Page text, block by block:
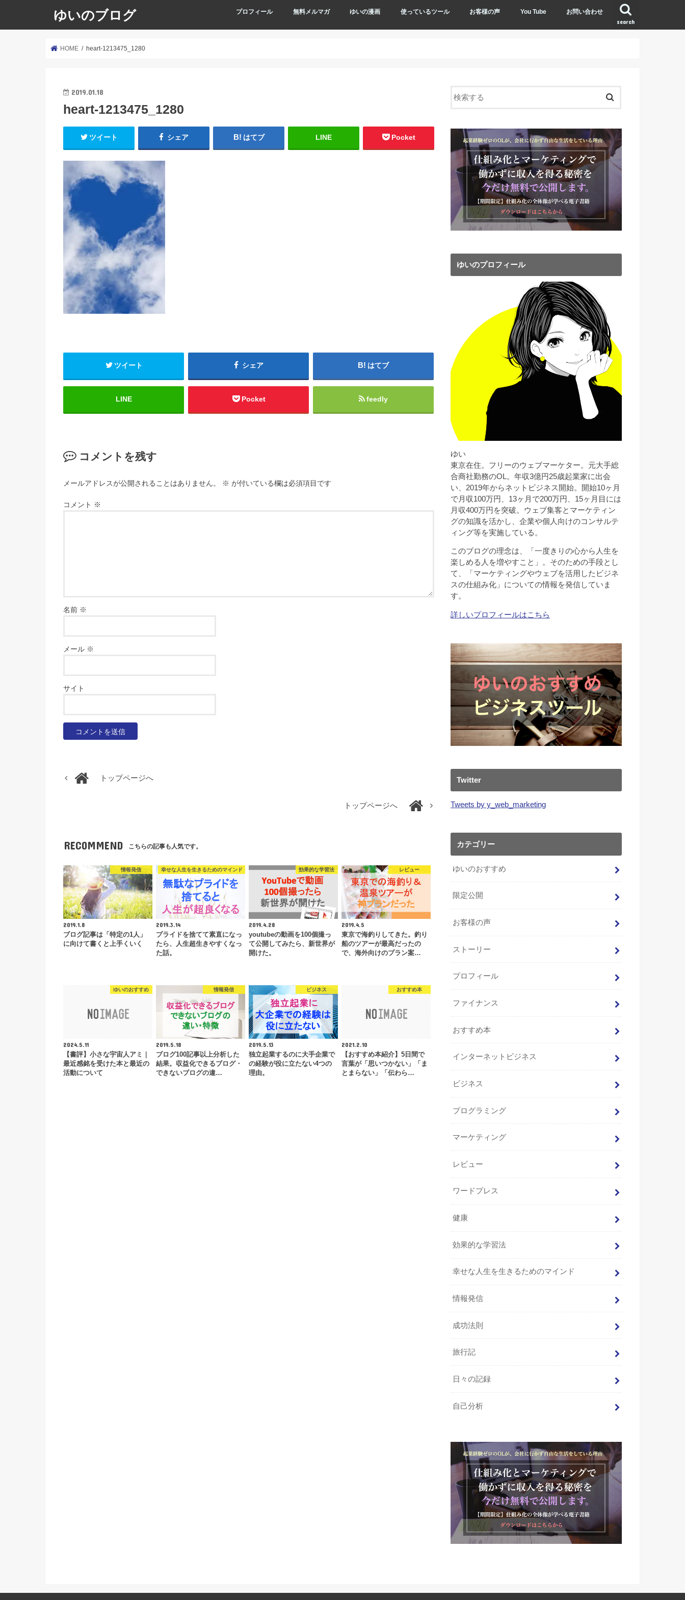
ゆいのブログ search
プロフィール 無料メルマガ ゆいの漫画 使っているツール お客様の声 You Tube お問い合わせ
HOME heart-1213475_1280
2019.01.18
heart-1213475_1280
ツイート シェア はてブ LINE Pocket
ツイート シェア はてブ
LINE Pocket feedly
コメントを残す
メールアドレスが公開されることはありません。 ※ が付いている欄は必須項目です
コメント ※
名前 ※
メール ※
サイト
トップページへ
トップページへ
RECOMMEND こちらの記事も人気です。
情報発信
2019.1.8
ブログ記事は「特定の1人」
に向けて書くと上手くいく
幸せな人生を生きるためのマインド
2019.3.14
プライドを捨てて素直になっ
たら、人生超生きやすくなっ
た話。
効果的な学習法
2019.4.28
youtubeの動画を100個撮っ
て公開してみたら、新世界が
開けた。
レビュー
2019.4.5
東京で海釣りしてきた。釣り
船のツアーが最高だったの
で、海外向けのプラン案…
ゆいのおすすめ
2024.5.11
【書評】小さな宇宙人アミ｜
最近感銘を受けた本と最近の
活動について
情報発信
2019.5.18
ブログ100記事以上分析した
結果。収益化できるブログ・
できないブログの違…
ビジネス
2019.5.13
独立起業するのに大手企業で
の経験が役に立たない4つの
理由。
おすすめ本
2021.2.10
【おすすめ本紹介】5日間で
言葉が「思いつかない」「ま
とまらない」「伝わら…
ゆいのプロフィール
ゆい
東京在住。フリーのウェブマーケター。元大手総
合商社勤務のOL。年収3億円25歳起業家に出会
い、2019年からネットビジネス開始。開始10ヶ月
で月収100万円、13ヶ月で200万円、15ヶ月目には
月収400万円を突破。ウェブ集客とマーケティン
グの知識を活かし、企業や個人向けのコンサルテ
ィング等を実施している。
このブログの理念は、「一度きりの心から人生を
楽しめる人を増やすこと」。そのための手段とし
て、「マーケティングやウェブを活用したビジネ
スの仕組み化」についての情報を発信していま
す。
詳しいプロフィールはこちら
Twitter
Tweets by y_web_marketing
カテゴリー
ゆいのおすすめ
限定公開
お客様の声
ストーリー
プロフィール
ファイナンス
おすすめ本
インターネットビジネス
ビジネス
プログラミング
マーケティング
レビュー
ワードプレス
健康
効果的な学習法
幸せな人生を生きるためのマインド
情報発信
成功法則
旅行記
日々の記録
自己分析